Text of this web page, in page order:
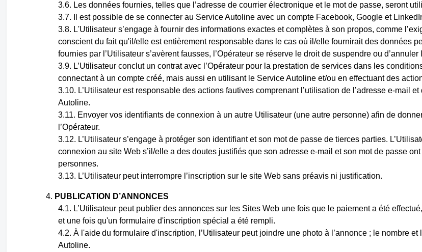
Les données fournies, tellesque l’adresse de courrier électronique et le mot de passe, seront
Il est possible de se connecter au Service Autoline avec un compte Facebook, Google et
L'Utilisateur s’engage à fournir des informations exactes et complètes à son propos, comme
conscient du fait qu'il/elle est entièrement responsable dans le cas où il/elle fournirait des données
fournies par l’Utilisateur s’avèrent fausses, l’Opérateur se réserve le droit de suspendre ou
L’Utilisateur conclut un contrat avec l’Opérateur pour la prestation de services dans les
connectant à un compte créé, mais aussi en utilisant le Service Autoline et/ou en effectuant des
L’Utilisateur est responsable des actions fautives comprenant l’utilisation de l’adresse e-mail
Autoline.
Envoyer vos identifiants de connexion à un autre Utilisateur (une autre personne) afin de
l’Opérateur.
L’Utilisateur s’engage à protéger son identifiant et son mot de passe de tierces parties.
connexion au site Web s’il/elle a des doutes justifiés que son adresse e-mail et son mot de passe
personnes.
L’Utilisateur peut interrompre l’inscription sur le site Web sans préavis ni justification.
PUBLICATION D’ANNONCES
L’Utilisateur peut publier des annonces sur les Sites Web une fois que le paiement a été
et une fois qu'un formulaire d'inscription spécial a été rempli.
À l'aidedu formulaire d'inscription, l’Utilisateur peut joindre une photo à l’annonce ; le nombre
Autoline.